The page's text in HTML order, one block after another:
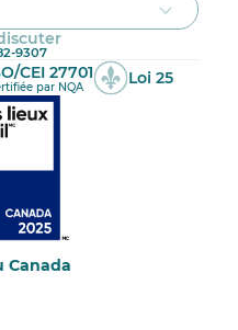
9307
CEI 27701
par NQA Loi 25
Canada